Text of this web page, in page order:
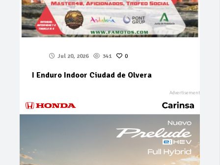
Jul 20, 2026 341 0
I Enduro Indoor Ciudad de Olvera